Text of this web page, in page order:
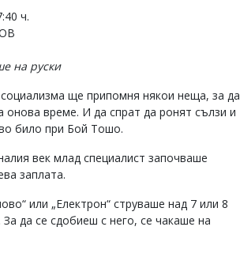
ч.
на руски
ще припомня някои неща, за да
онова време. И да спрат да ронят сълзи и
било при Бой Тошо.
век млад специалист започваше
заплата.
или „Електрон“ струваше над 7 или 8
да се сдобиеш с него, се чакаше на